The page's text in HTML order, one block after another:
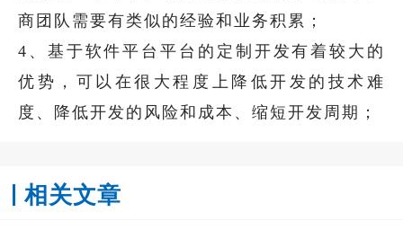
商团队需要有类似的经验和业务积累；
4、基于软件平台平台的定制开发有着较大的
优势，可以在很大程度上降低开发的技术难
度、降低开发的风险和成本、缩短开发周期；
相关文章